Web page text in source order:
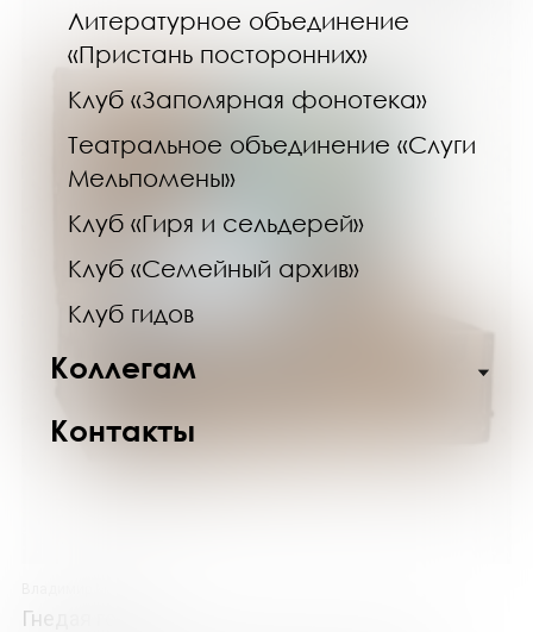
Литературное объединение
«Пристань посторонних»
Клуб «Заполярная фонотека»
Театральное объединение «Слуги
Мельпомены»
Клуб «Гиря и сельдерей»
Клуб «Семейный архив»
Клуб гидов
Коллегам
Контакты
Гнедая голубь